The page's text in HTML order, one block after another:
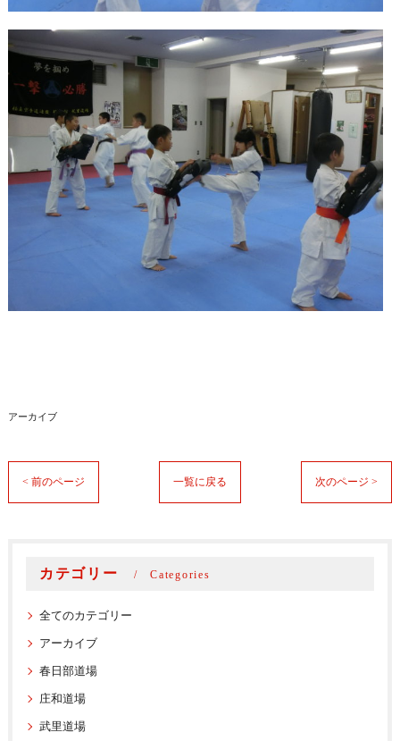
アーカイブ
< 前のページ 一覧に戻る 次のページ >
カテゴリー Categories
全てのカテゴリー
アーカイブ
春日部道場
庄和道場
武里道場